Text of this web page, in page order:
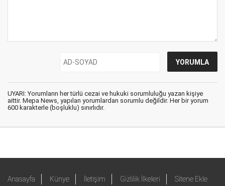
UYARI: Yorumların her türlü cezai ve hukuki sorumluluğu yazan kişiye
aittir. Mepa News, yapılan yorumlardan sorumlu değildir. Her bir yorum
600 karakterle (boşluklu) sınırlıdır.
Anasayfa Künye İletişim Gizlilik İlkeleri Sitene Ekle